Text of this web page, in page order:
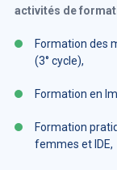
activités de
Formation des
(3° cycle),
Formation en
Formation
femmes et IDE,